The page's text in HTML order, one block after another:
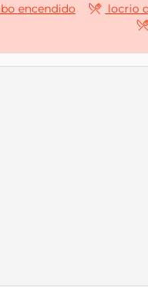
encendido
locrio